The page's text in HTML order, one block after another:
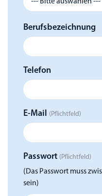
Berufsbezeichnung
Telefon
E-Mail (Pflichtfeld)
Passwort (Pflichtfeld)
(Das Passwort muss
sein)